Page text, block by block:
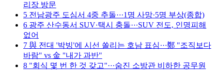
리장 방문
5 전남광주 도심서 4중 추돌···1명 사망·5명 부상(종합)
6 광주 산수동서 SUV·택시 충돌···SUV 전도, 인명피해
없어
7 與 전대 '박빙'에 시선 쏠리는 호남 표심···鄭 "조직보다
바람" vs 金 "내가 과반"
8 "회식 몇 번 한 것 갖고"···숨진 소방관 비하한 공무원